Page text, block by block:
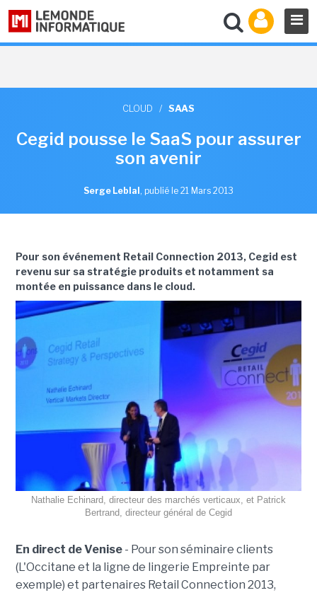
CLOUD / SAAS
Cegid pousse le SaaS pour assurer
son avenir
Serge Leblal , publié le 21 Mars 2013
Pour son événement Retail Connection 2013, Cegid est
revenu sur sa stratégie produits et notamment sa
montée en puissance dans le cloud.
Nathalie Echinard, directeur des marchés verticaux, et Patrick
Bertrand, directeur général de Cegid
En direct de Venise- Pour son séminaire clients
(L'Occitane et la ligne de lingerie Empreinte par
exemple) et partenaires Retail Connection 2013,